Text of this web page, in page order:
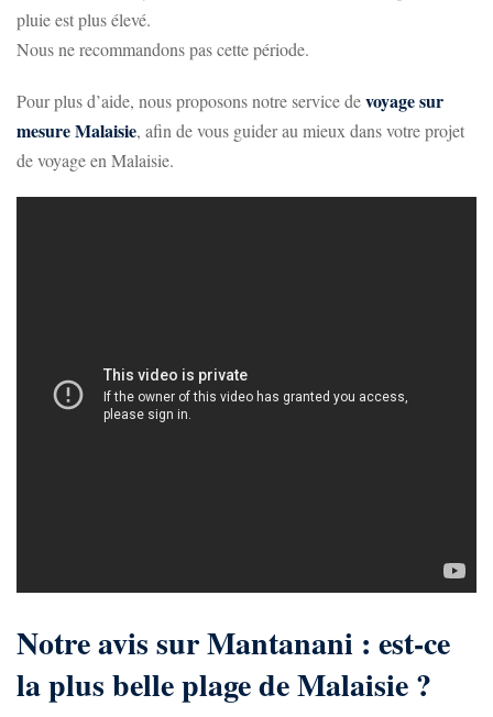
pluie est plus élevé.
Nous ne recommandons pas cette période.
Pour plus d’aide, nous proposons notre service devoyage sur
mesure Malaisie, afin de vous guider au mieux dans votre projet
de voyage en Malaisie.
Notre avis sur Mantanani : est-ce
la plus belle plage de Malaisie ?